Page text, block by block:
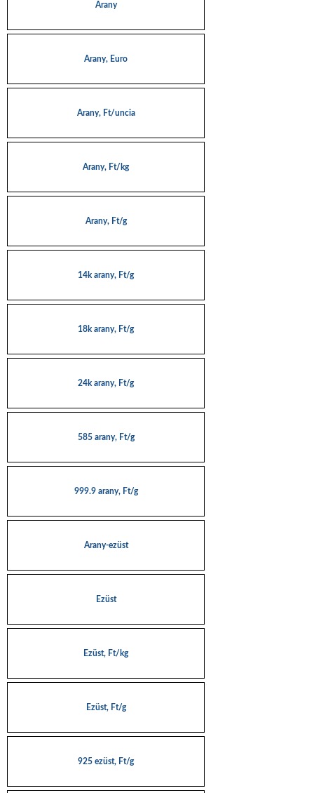
Arany
Arany, Euro
Arany, Ft/uncia
Arany, Ft/kg
Arany, Ft/g
14k arany, Ft/g
18k arany, Ft/g
24k arany, Ft/g
585 arany, Ft/g
999.9 arany, Ft/g
Arany-ezüst
Ezüst
Ezüst, Ft/kg
Ezüst, Ft/g
925 ezüst, Ft/g